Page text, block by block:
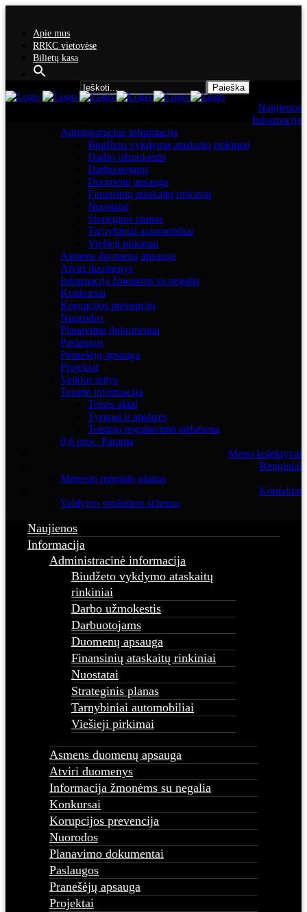
Apie mus
RRKC vietovėse
Bilietų kasa
Naujienos
Informacija
Administracinė informacija
Biudžeto vykdymo ataskaitų rinkiniai
Darbo užmokestis
Darbuotojams
Duomenų apsauga
Finansinių ataskaitų rinkiniai
Nuostatai
Strateginis planas
Tarnybiniai automobiliai
Viešieji pirkimai
Asmens duomenų apsauga
Atviri duomenys
Informacija žmonėms su negalia
Konkursai
Korupcijos prevencija
Nuorodos
Planavimo dokumentai
Paslaugos
Pranešėjų apsauga
Projektai
Veiklos sritys
Teisinė informacija
Teisės aktai
Tyrimai ir analizės
Teisinio reguliavimo stebėsena
0,6 proc. Parama
Meno kolektyvai
Renginiai
Mėnesio renginių planas
Kontaktai
Valdymo struktūros schema
Naujienos
Informacija
Administracinė informacija
Biudžeto vykdymo ataskaitų
rinkiniai
Darbo užmokestis
Darbuotojams
Duomenų apsauga
Finansinių ataskaitų rinkiniai
Nuostatai
Strateginis planas
Tarnybiniai automobiliai
Viešieji pirkimai
Asmens duomenų apsauga
Atviri duomenys
Informacija žmonėms su negalia
Konkursai
Korupcijos prevencija
Nuorodos
Planavimo dokumentai
Paslaugos
Pranešėjų apsauga
Projektai